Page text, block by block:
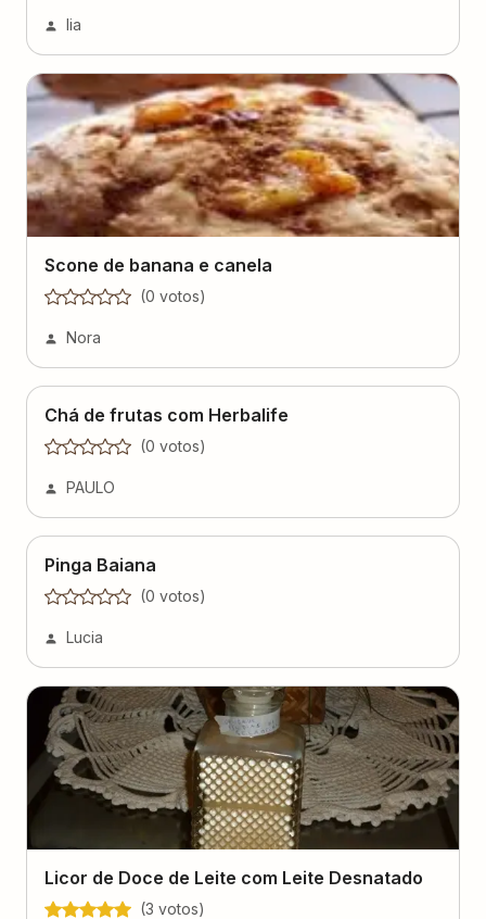
lia
Scone de banana e canela
(0 votos)
Nora
Chá de frutas com Herbalife
(0 votos)
PAULO
Pinga Baiana
(0 votos)
Lucia
Licor de Doce de Leite com Leite Desnatado
(3 votos)